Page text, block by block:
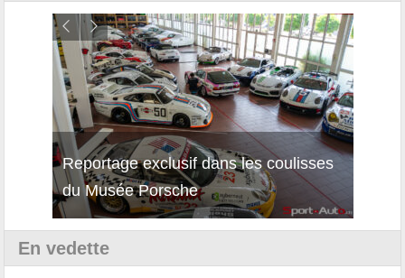
Reportage exclusif dans les coulisses
du Musée Porsche
En vedette